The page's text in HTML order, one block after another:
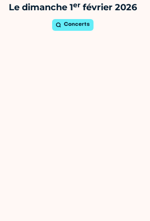
Le dimanche 1er février 2026
Concerts